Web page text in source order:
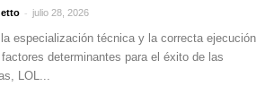
- julio 28, 2026
especialización técnica y la correcta ejecución
determinantes para el éxito de las
LOL...